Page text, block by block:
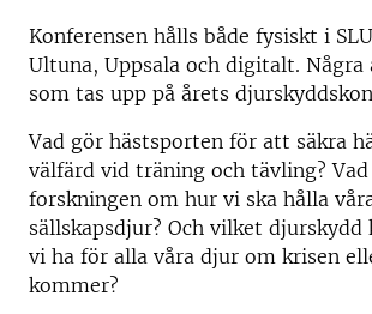
Konferensen hålls både fysiskt i
Ultuna, Uppsala och digitalt. Några
som tas upp på årets
Vad gör hästsporten för att säkra
välfärd vid träning och tävling? Vad
forskningen om hur vi ska hålla
sällskapsdjur? Och vilket djurskydd
vi ha för alla våra djur om krisen
kommer?